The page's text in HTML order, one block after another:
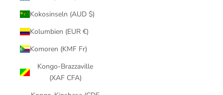
Kokosinseln (AUD $)
Kolumbien (EUR €)
Komoren (KMF Fr)
Kongo-Brazzaville
(XAF CFA)